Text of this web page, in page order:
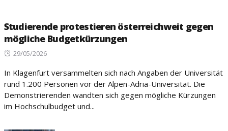
Studierende protestieren österreichweit gegen
mögliche Budgetkürzungen
Posted
29/05/2026
In Klagenfurt versammelten sich nach Angaben der Universität
rund 1.200 Personen vor der Alpen-Adria-Universität. Die
Demonstrierenden wandten sich gegen mögliche Kürzungen
im Hochschulbudget und...